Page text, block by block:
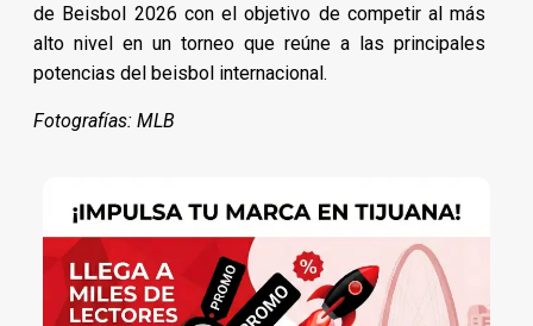
de Beisbol 2026 con el objetivo de competir al más
alto nivel en un torneo que reúne a las principales
potencias del beisbol internacional.
Fotografías: MLB